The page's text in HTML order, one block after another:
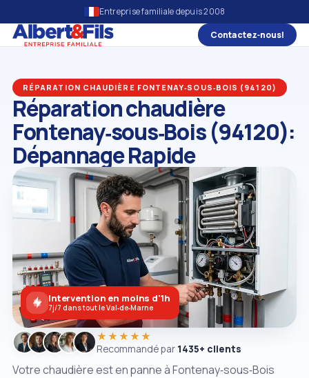
Entreprise familiale depuis 2008
Contactez‑nous!
RÉPARATION CHAUDIÈRE FONTENAY‑SOUS‑BOIS (94120)
Réparation chaudière
Fontenay‑sous‑Bois (94120):
Dépannage Rapide
Votre chaudière est en panne à Fontenay‑sous‑Bois
★★★★★
Recommandé par 1435+ clients
Intervention en moins d'1h
7j/7 dans tout le Val‑de‑Marne